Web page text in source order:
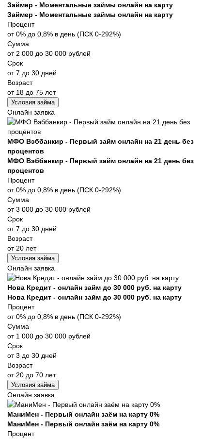
Займер - Моментальные займы онлайн на карту
Займер - Моментальные займы онлайн на карту
Процент
от 0% до 0,8% в день (ПСК 0-292%)
Сумма
от 2 000 до 30 000 рублей
Срок
от 7 до 30 дней
Возраст
от 18 до 75 лет
Условия займа
Онлайн заявка
МФО Вэббанкир - Первый займ онлайн на 21 день без
процентов
МФО Вэббанкир - Первый займ онлайн на 21 день без
процентов
Процент
от 0% до 0,8% в день (ПСК 0-292%)
Сумма
от 3 000 до 30 000 рублей
Срок
от 7 до 30 дней
Возраст
от 20 лет
Условия займа
Онлайн заявка
Нова Кредит - онлайн займ до 30 000 руб. на карту
Нова Кредит - онлайн займ до 30 000 руб. на карту
Процент
от 0% до 0,8% в день (ПСК 0-292%)
Сумма
от 1 000 до 30 000 рублей
Срок
от 3 до 30 дней
Возраст
от 20 до 70 лет
Условия займа
Онлайн заявка
МаниМен - Первый онлайн заём на карту 0%
МаниМен - Первый онлайн заём на карту 0%
Процент